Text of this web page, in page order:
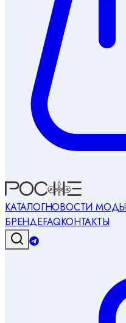
КАТАЛОГНОВОСТИ МОДЫ
БРЕНДЕFAQКОНТАКТЫ